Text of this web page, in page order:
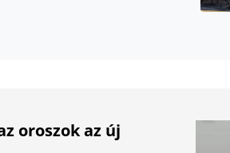
oroszok az új